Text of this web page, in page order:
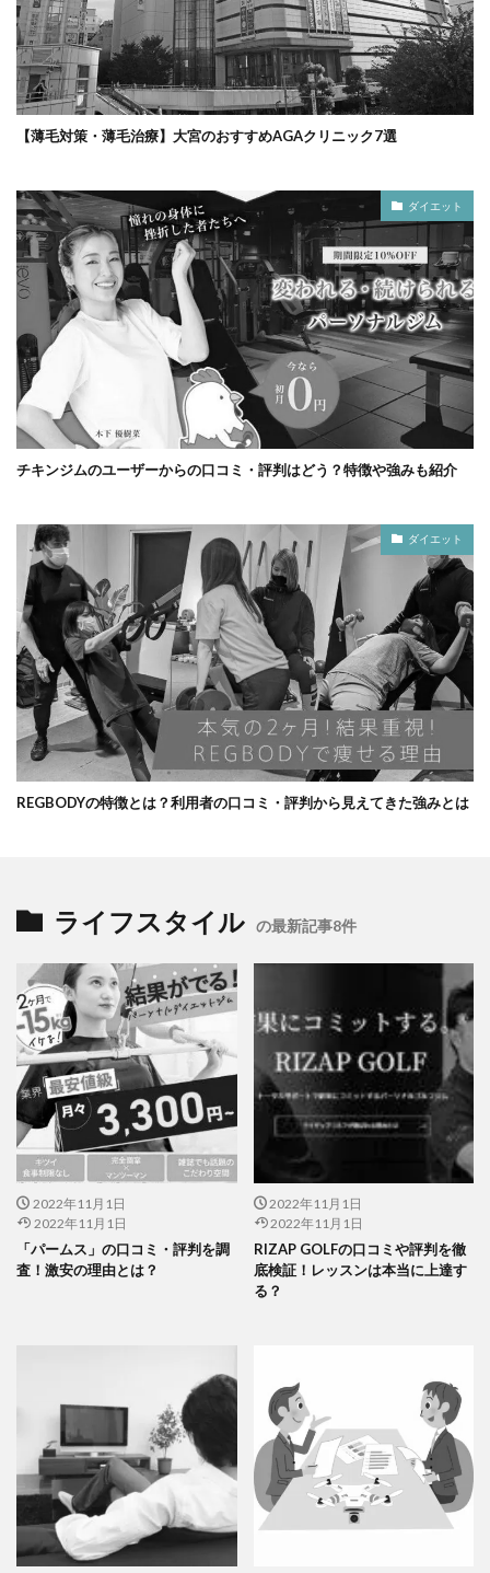
【薄毛対策・薄毛治療】大宮のおすすめAGAクリニック7選
ダイエット
チキンジムのユーザーからの口コミ・評判はどう？特徴や強みも紹介
ダイエット
REGBODYの特徴とは？利用者の口コミ・評判から見えてきた強みとは
ライフスタイル の最新記事8件
2022年11月1日
2022年11月1日
「パームス」の口コミ・評判を調
査！激安の理由とは？
2022年11月1日
2022年11月1日
RIZAP GOLFの口コミや評判を徹
底検証！レッスンは本当に上達す
る？